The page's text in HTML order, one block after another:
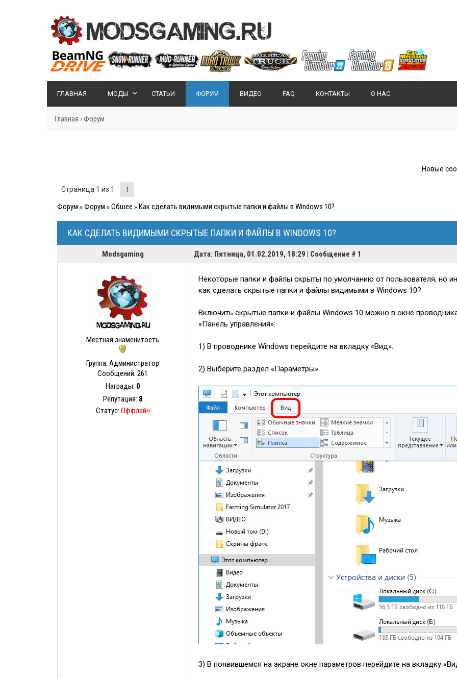
ГЛАВНАЯ МОДЫ СТАТЬИ ФОРУМ ВИДЕО FAQ КОНТАКТЫ О НАС
Главная ›Форум
Новые
Страница 1 из 1 1
Форум »Форум »Обшее »Как сделать видимыми скрытые папки и файлы в Windows 10?
КАК СДЕЛАТЬ ВИДИМЫМИ СКРЫТЫЕ ПАПКИ И ФАЙЛЫ В WINDOWS 10?
Modsgaming Дата: Пятница, 01.02.2019, 18:29 | Сообщение # 1
Местная знаменитость
Группа: Администратор
Сообщений: 261
Награды: 0
Репутация: 8
Статус: Оффлайн
Некоторые папки и файлы скрыты по умолчанию от пользователя, но
как сделать скрытые папки и файлы видимыми в Windows 10?
Включить скрытые папки и файлы Windows 10 можно в окне
«Панель управления»:
1) В проводнике Windows перейдите на вкладку «Вид».
2) Выберите раздел «Параметры».
3) В появившемся на экране окне параметров перейдите на вкладку